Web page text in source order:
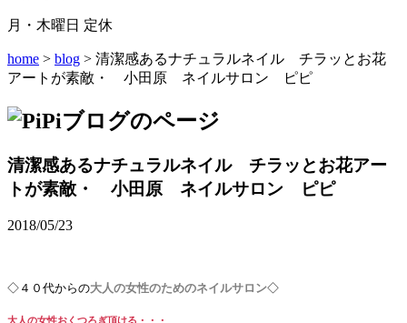
月・木曜日 定休
home > blog > 清潔感あるナチュラルネイル チラッとお花
アートが素敵・ 小田原 ネイルサロン ピピ
清潔感あるナチュラルネイル チラッとお花アー
トが素敵・ 小田原 ネイルサロン ピピ
2018/05/23
◇４０代からの大人の女性のためのネイルサロン◇